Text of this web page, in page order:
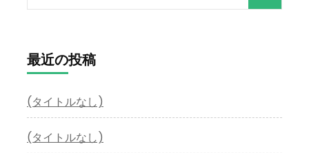
索:
最近の投稿
(タイトルなし)
(タイトルなし)